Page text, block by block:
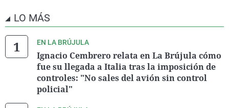
LO MÁS
EN LA BRÚJULA
Ignacio Cembrero relata en La Brújula cómo
fue su llegada a Italia tras la imposición de
controles: "No sales del avión sin control
policial"